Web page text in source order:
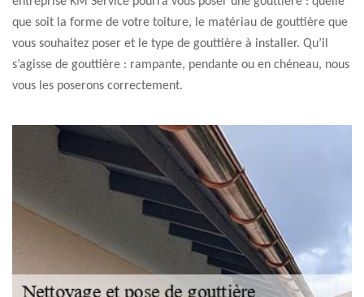
que soit la forme de votre toiture, le matériau de gouttière que
vous souhaitez poser et le type de gouttière à installer. Qu’il
s’agisse de gouttière : rampante, pendante ou en chéneau, nous
vous les poserons correctement.